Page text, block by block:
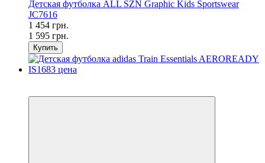
Детская футболка ALL SZN Graphic Kids Sportswear
JC7616
1 454 грн.
1 595 грн.
Купить